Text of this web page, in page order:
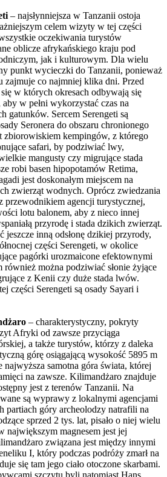
– najsłynniejsza w Tanzanii ostoja
celem wizyty w tej części
oczekiwania turystów
oblicze afrykańskiego kraju pod
jak i kulturowym. Dla wielu
punkt wycieczki do Tanzanii, ponieważ
zajmuje co najmniej klika dni. Przed
w których okresach odbywają się
w pełni wykorzystać czas na
gatunków. Sercem Serengeti są
Seronera do obszaru chronionego
zbiorowiskiem kempingów, z którego
safari, by podziwiać lwy,
mangusty czy migrujące stada
robi basen hipopotamów Retima,
jest doskonałym miejscem na
zwierząt wodnych. Oprócz zwiedzania
przewodnikiem agencji turystycznej,
lotu balonem, aby z nieco innej
przyrodę i stada dzikich zwierząt.
jeszcze inną odsłonę dzikiej przyrody,
części Serengeti, w okolice
pagórki urozmaicone efektownymi
również można podziwiać słonie żyjące
z Kenii czy duże stada lwów.
części Serengeti są osady Sayari i
– charakterystyczny, pokryty
Afryki od zawsze przyciąga
a także turystów, którzy z daleka
górę osiągającą wysokość 5895 m
najwyższa samotna góra świata, której
na zawsze. Kilimandżaro znajduje
jest z terenów Tanzanii. Na
są wyprawy z lokalnymi agencjami
partiach góry archeolodzy natrafili na
sprzed 2 tys. lat, pisało o niej wielu
największym magnesem jest jej
związana jest między innymi
I, który podczas podróży zmarł na
się tam jego ciało otoczone skarbami.